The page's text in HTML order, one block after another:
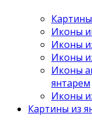
Иконы
Иконы
Иконы
Иконы
янтарем
Иконы
Картины из